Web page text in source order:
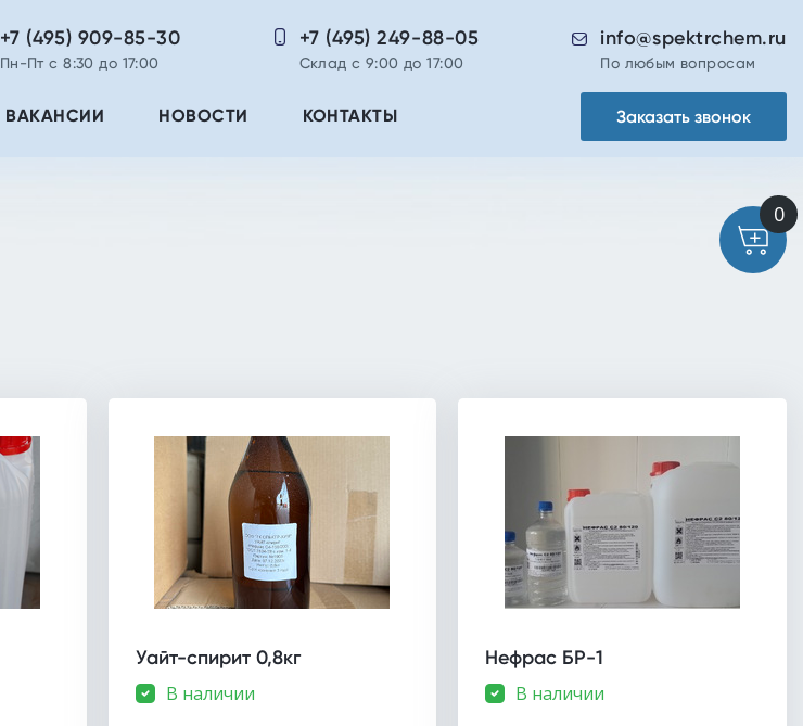
info@spektrchem.ru
По любым вопросам
+7 (495) 249-88-05
Склад с 9:00 до 17:00
+7 (495) 909-85-30
Пн-Пт с 8:30 до 17:00
ВАКАНСИИ НОВОСТИ КОНТАКТЫ Заказать звонок
Уайт-спирит 0,8кг
В наличии
Нефрас БР-1
В наличии